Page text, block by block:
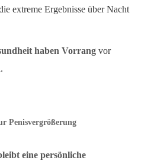
extreme Ergebnisse über Nacht
haben Vorrang vor
Penisvergrößerung
eine persönliche